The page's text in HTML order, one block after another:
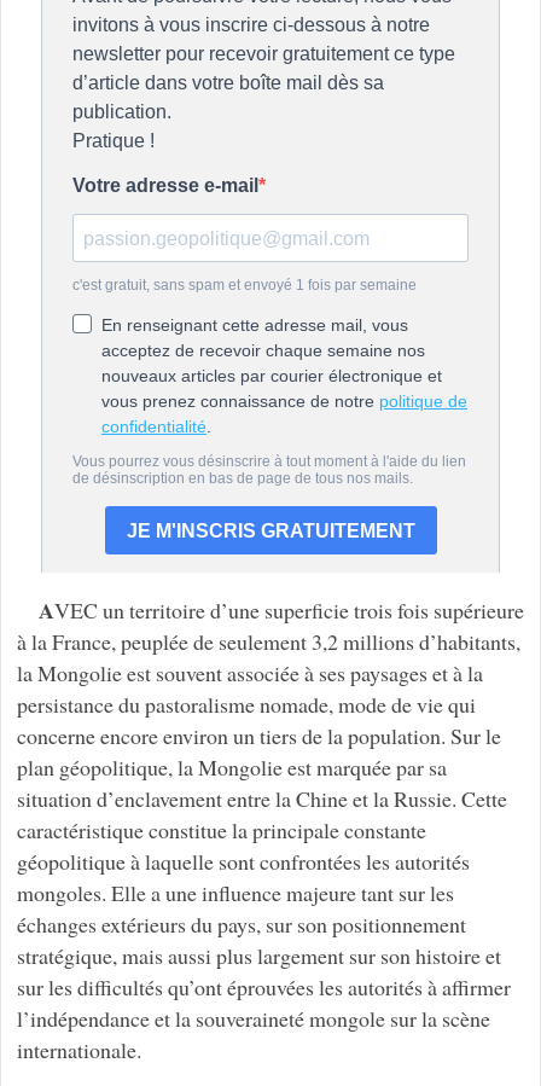
AVEC un territoire d’une superficie trois fois supérieure
à la France, peuplée de seulement 3,2 millions d’habitants,
la Mongolie est souvent associée à ses paysages et à la
persistance du pastoralisme nomade, mode de vie qui
concerne encore environ un tiers de la population. Sur le
plan géopolitique, la Mongolie est marquée par sa
situation d’enclavement entre la Chine et la Russie. Cette
caractéristique constitue la principale constante
géopolitique à laquelle sont confrontées les autorités
mongoles. Elle a une influence majeure tant sur les
échanges extérieurs du pays, sur son positionnement
stratégique, mais aussi plus largement sur son histoire et
sur les difficultés qu’ont éprouvées les autorités à affirmer
l’indépendance et la souveraineté mongole sur la scène
internationale.